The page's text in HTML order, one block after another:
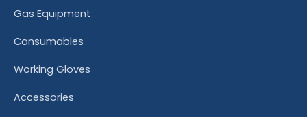
Gas Equipment
Consumables
Working Gloves
Accessories